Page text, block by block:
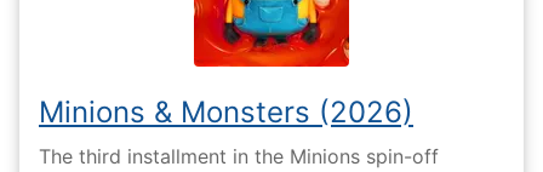
Minions & Monsters (2026)
The third installment in the Minions spin-off